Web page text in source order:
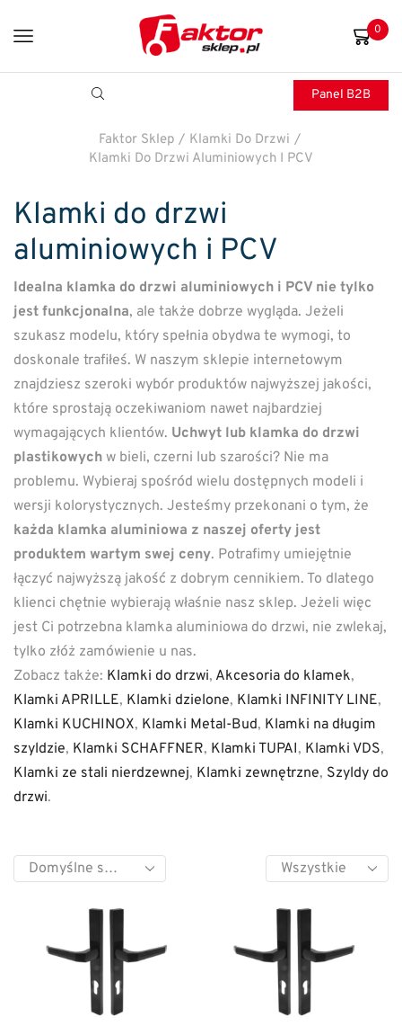
0
Panel B2B
Faktor Sklep / Klamki Do Drzwi /
Klamki Do Drzwi Aluminiowych I PCV
Klamki do drzwi
aluminiowych i PCV
Idealna klamka do drzwi aluminiowych i PCV nie tylko
jest funkcjonalna, ale także dobrze wygląda. Jeżeli
szukasz modelu, który spełnia obydwa te wymogi, to
doskonale trafiłeś. W naszym sklepie internetowym
znajdziesz szeroki wybór produktów najwyższej jakości,
które sprostają oczekiwaniom nawet najbardziej
wymagających klientów. Uchwyt lub klamka do drzwi
plastikowych w bieli, czerni lub szarości? Nie ma
problemu. Wybieraj spośród wielu dostępnych modeli i
wersji kolorystycznych. Jesteśmy przekonani o tym, że
każda klamka aluminiowa z naszej oferty jest
produktem wartym swej ceny. Potrafimy umiejętnie
łączyć najwyższą jakość z dobrym cennikiem. To dlatego
klienci chętnie wybierają właśnie nasz sklep. Jeżeli więc
jest Ci potrzebna klamka aluminiowa do drzwi, nie zwlekaj,
tylko złóż zamówienie u nas.
Zobacz także: Klamki do drzwi, Akcesoria do klamek,
Klamki APRILLE, Klamki dzielone, Klamki INFINITY LINE,
Klamki KUCHINOX, Klamki Metal-Bud, Klamki na długim
szyldzie, Klamki SCHAFFNER, Klamki TUPAI, Klamki VDS,
Klamki ze stali nierdzewnej, Klamki zewnętrzne, Szyldy do
drzwi.